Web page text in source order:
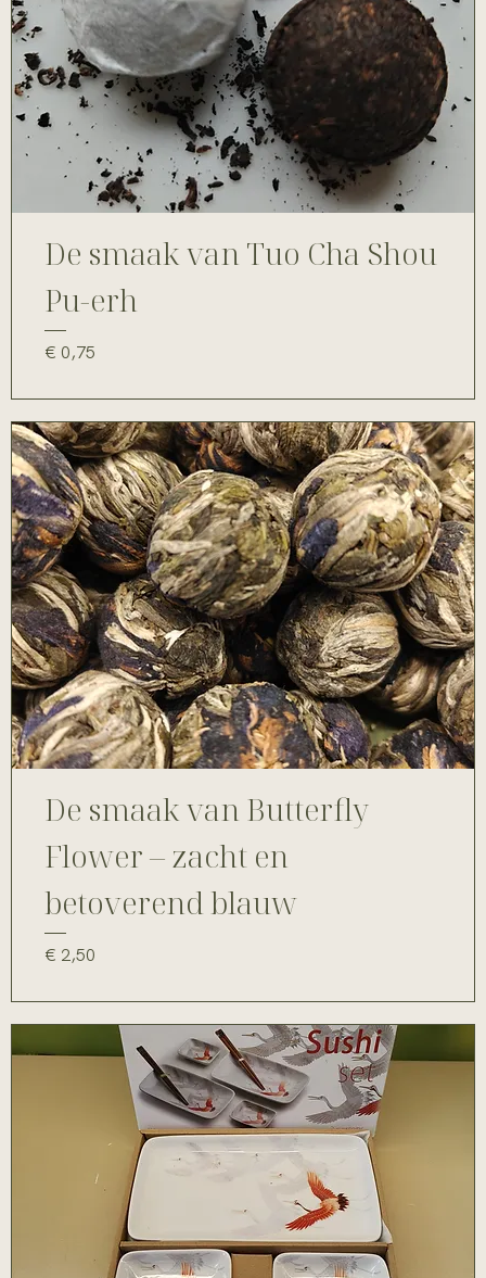
De smaak van Tuo Cha Shou
Pu-erh
Prijs
€ 0,75
De smaak van Butterfly
Flower – zacht en
betoverend blauw
Prijs
€ 2,50